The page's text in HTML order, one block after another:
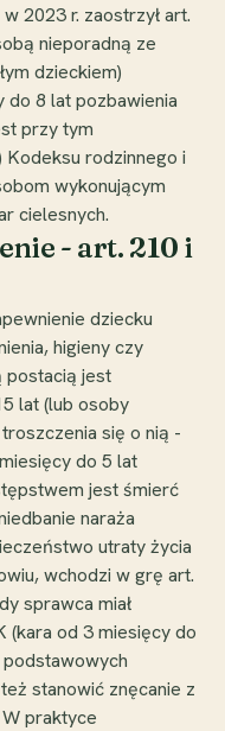
2023 r. zaostrzył art.
nieporadną ze
dzieckiem)
do 8 lat pozbawienia
przy tym
rodzinnego i
wykonującym
cielesnych.
- art. 210 i
dziecku
higieny czy
postacią jest
lat (lub osoby
się o nią -
do 5 lat
jest śmierć
naraża
utraty życia
wchodzi w grę art.
sprawca miał
(kara od 3 miesięcy do
podstawowych
stanowić znęcanie z
praktyce